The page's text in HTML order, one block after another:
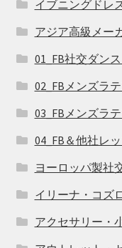
イブニングドレ
アジア高級メー
01_FB社交ダン
02_FBメンズラ
03_FBメンズラ
04_FB＆他社レ
ヨーロッパ製社
イリーナ・コズ
アクセサリー・